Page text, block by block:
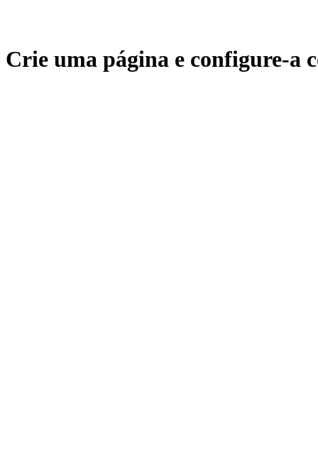
Crie uma página e configure-a